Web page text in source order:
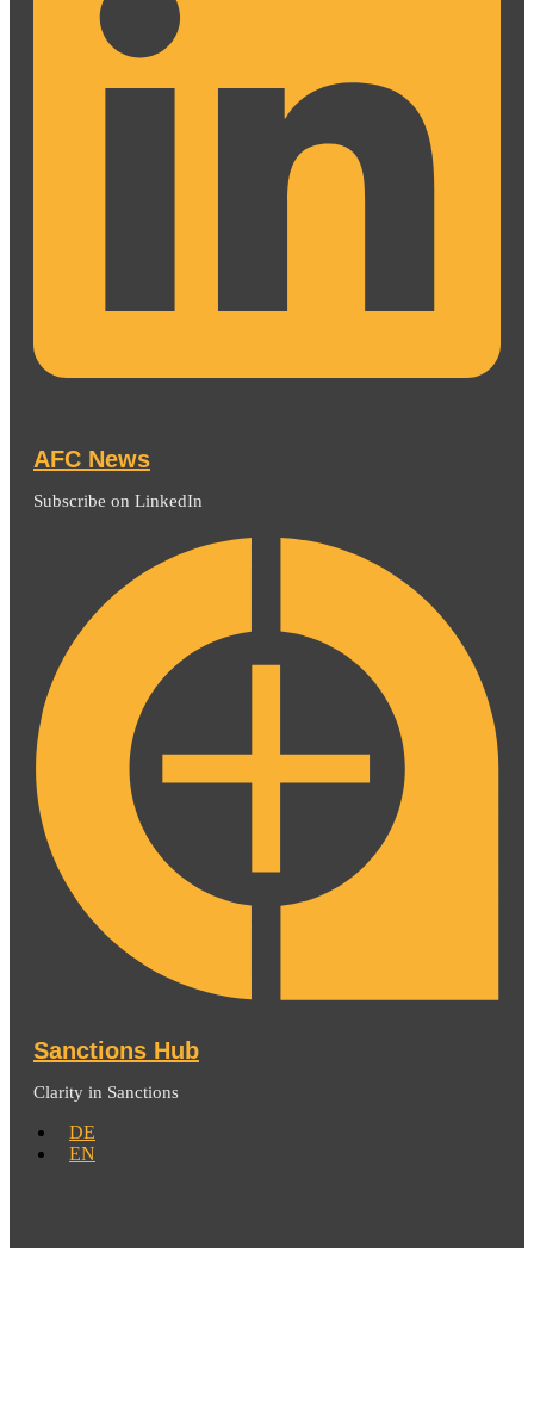
AFC News
Subscribe on LinkedIn
Sanctions Hub
Clarity in Sanctions
DE
EN